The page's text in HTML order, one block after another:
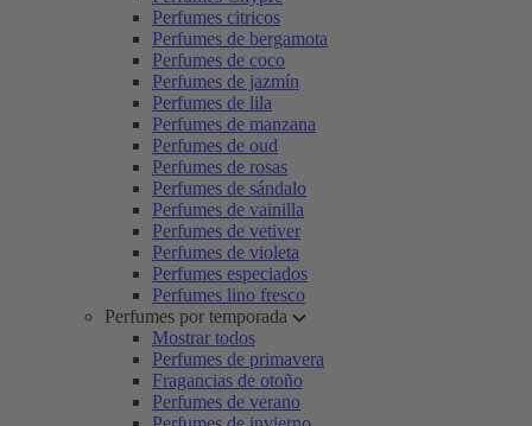
Perfumes citricos
Perfumes de bergamota
Perfumes de coco
Perfumes de jazmín
Perfumes de lila
Perfumes de manzana
Perfumes de oud
Perfumes de rosas
Perfumes de sándalo
Perfumes de vainilla
Perfumes de vetiver
Perfumes de violeta
Perfumes especiados
Perfumes lino fresco
Perfumes por temporada
Mostrar todos
Perfumes de primavera
Fragancias de otoño
Perfumes de verano